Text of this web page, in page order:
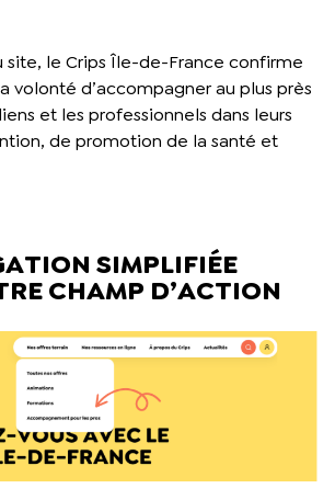
site, le Crips Île-de-France confirme
volonté d’accompagner au plus près
et les professionnels dans leurs
de promotion de la santé et
SIMPLIFIÉE
CHAMP D’ACTION